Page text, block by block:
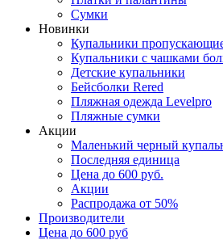
Сумки
Новинки
Купальники
Купальники с чашками
Детские купальники
Бейсболки Rered
Пляжная одежда Levelpro
Пляжные сумки
Акции
Маленький черный
Последняя единица
Цена до 600 руб.
Акции
Распродажа от 50%
Производители
Цена до 600 руб